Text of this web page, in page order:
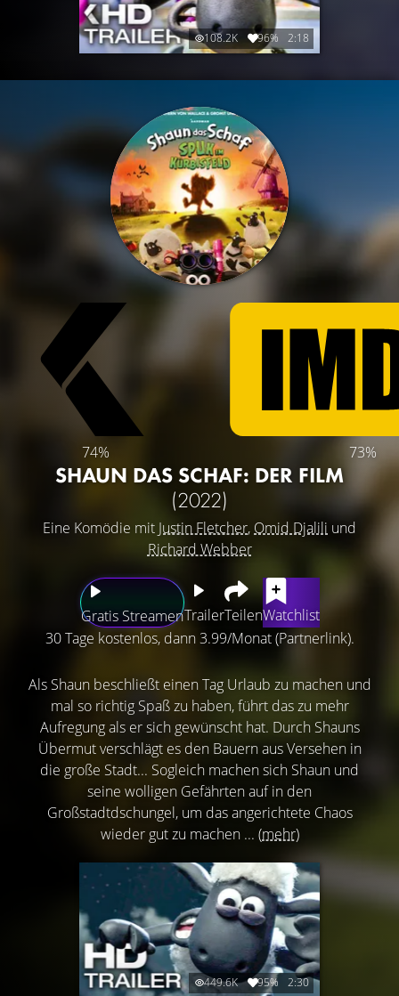
108.2K 96% 2:18
74% 73%
SHAUN DAS SCHAF: DER FILM
(2022)
Eine Komödie mit Justin Fletcher, Omid Djalili und
Richard Webber
Gratis StreamenTrailerTeilenWatchlist
30 Tage kostenlos, dann 3.99/Monat (Partnerlink).
Als Shaun beschließt einen Tag Urlaub zu machen und
mal so richtig Spaß zu haben, führt das zu mehr
Aufregung als er sich gewünscht hat. Durch Shauns
Übermut verschlägt es den Bauern aus Versehen in
die große Stadt... Sogleich machen sich Shaun und
seine wolligen Gefährten auf in den
Großstadtdschungel, um das angerichtete Chaos
wieder gut zu machen ... (mehr)
449.6K 95% 2:30